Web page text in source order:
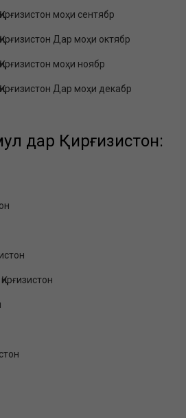
моҳи сентябр
Дар моҳи октябр
моҳи ноябр
Дар моҳи декабр
дар Қирғизистон: